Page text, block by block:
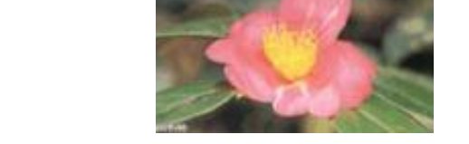
る。ま […]